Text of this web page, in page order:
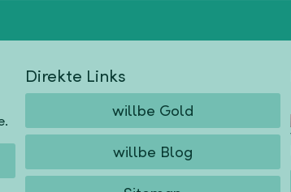
Direkte Links
willbe Gold
willbe Blog